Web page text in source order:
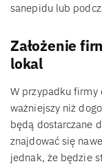
sanepidu lub
Założenie
lokal
W przypadku firmy
ważniejszy niż
będą dostarczane
znajdować się
jednak, że będzie